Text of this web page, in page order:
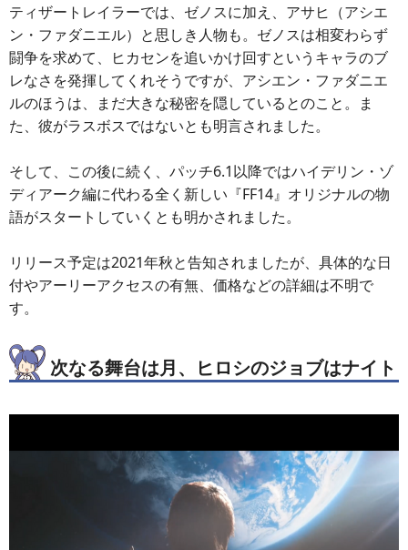
ティザートレイラーでは、ゼノスに加え、アサヒ（アシエ
ン・ファダニエル）と思しき人物も。ゼノスは相変わらず
闘争を求めて、ヒカセンを追いかけ回すというキャラのブ
レなさを発揮してくれそうですが、アシエン・ファダニエ
ルのほうは、まだ大きな秘密を隠しているとのこと。ま
た、彼がラスボスではないとも明言されました。
そして、この後に続く、パッチ6.1以降ではハイデリン・ゾ
ディアーク編に代わる全く新しい『FF14』オリジナルの物
語がスタートしていくとも明かされました。
リリース予定は2021年秋と告知されましたが、具体的な日
付やアーリーアクセスの有無、価格などの詳細は不明で
す。
次なる舞台は月、ヒロシのジョブはナイト